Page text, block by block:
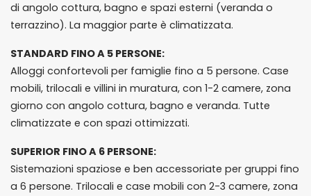
di angolo cottura, bagno e spazi esterni (veranda o
terrazzino). La maggior parte è climatizzata.
STANDARD FINO A 5 PERSONE:
Alloggi confortevoli per famiglie fino a 5 persone. Case
mobili, trilocali e villini in muratura, con 1-2 camere, zona
giorno con angolo cottura, bagno e veranda. Tutte
climatizzate e con spazi ottimizzati.
SUPERIOR FINO A 6 PERSONE:
Sistemazioni spaziose e ben accessoriate per gruppi fino
a 6 persone. Trilocali e case mobili con 2-3 camere, zona